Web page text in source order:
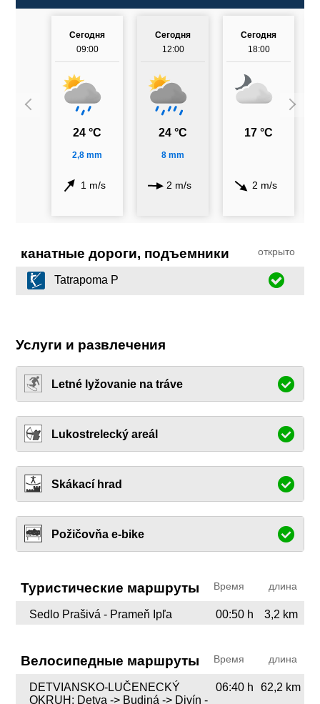
Сегодня
09:00
24 °C
2,8 mm
1 m/s
Сегодня
12:00
24 °C
8 mm
2 m/s
Сегодня
18:00
17 °C
2 m/s
канатные дороги, подъемники открыто
Tatrapoma P
Услуги и развлечения
Letné lyžovanie na tráve
Lukostrelecký areál
Skákací hrad
Požičovňa e-bike
Туристические маршруты Время длина
Sedlo Prašivá - Prameň Ipľa 00:50 h 3,2 km
Велосипедные маршруты Время длина
DETVIANSKO-LUČENECKÝ
OKRUH: Detva -> Budiná -> Divín -
06:40 h 62,2 km